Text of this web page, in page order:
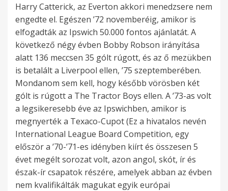
Harry Catterick, az Everton akkori menedzsere nem
engedte el. Egészen ’72 novemberéig, amikor is
elfogadták az Ipswich 50.000 fontos ajánlatát. A
következő négy évben Bobby Robson irányítása
alatt 136 meccsen 35 gólt rúgott, és az ő mezükben
is betalált a Liverpool ellen, ’75 szeptemberében.
Mondanom sem kell, hogy később vörösben két
gólt is rúgott a The Tractor Boys ellen. A ’73-as volt
a legsikeresebb éve az Ipswichben, amikor is
megnyerték a Texaco-Cupot (Ez a hivatalos nevén
International League Board Competition, egy
először a ’70-’71-es idényben kiírt és összesen 5
évet megélt sorozat volt, azon angol, skót, ír és
észak-ír csapatok részére, amelyek abban az évben
nem kvalifikálták magukat egyik európai